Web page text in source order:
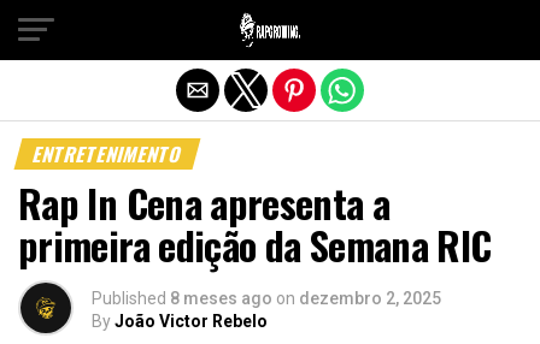
ENTRETENIMENTO
Rap In Cena apresenta a
primeira edição da Semana RIC
Published 8 meses ago on dezembro 2, 2025
ByJoão Victor Rebelo
Sair da versão mobile